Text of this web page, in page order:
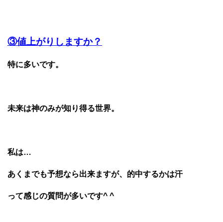
③値上がりしますか？
特に多いです。
未来は神のみが知り得る世界。
私は…
あくまでも予想なら出来ますが、的中するかは汗
って感じの質問が多いです^ ^